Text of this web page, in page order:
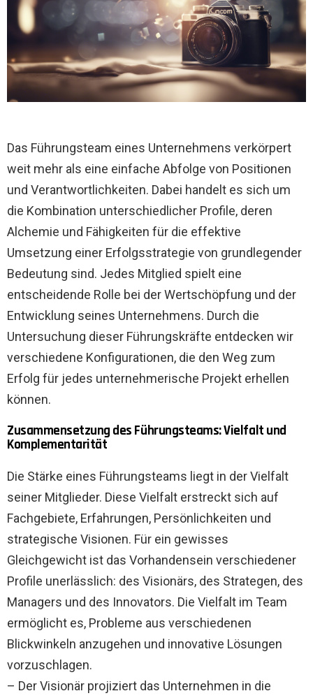
Das Führungsteam eines Unternehmens verkörpert
weit mehr als eine einfache Abfolge von Positionen
und Verantwortlichkeiten. Dabei handelt es sich um
die Kombination unterschiedlicher Profile, deren
Alchemie und Fähigkeiten für die effektive
Umsetzung einer Erfolgsstrategie von grundlegender
Bedeutung sind. Jedes Mitglied spielt eine
entscheidende Rolle bei der Wertschöpfung und der
Entwicklung seines Unternehmens. Durch die
Untersuchung dieser Führungskräfte entdecken wir
verschiedene Konfigurationen, die den Weg zum
Erfolg für jedes unternehmerische Projekt erhellen
können.
Zusammensetzung des Führungsteams: Vielfalt und
Komplementarität
Die Stärke eines Führungsteams liegt in der Vielfalt
seiner Mitglieder. Diese Vielfalt erstreckt sich auf
Fachgebiete, Erfahrungen, Persönlichkeiten und
strategische Visionen. Für ein gewisses
Gleichgewicht ist das Vorhandensein verschiedener
Profile unerlässlich: des Visionärs, des Strategen, des
Managers und des Innovators. Die Vielfalt im Team
ermöglicht es, Probleme aus verschiedenen
Blickwinkeln anzugehen und innovative Lösungen
vorzuschlagen.
– Der Visionär projiziert das Unternehmen in die